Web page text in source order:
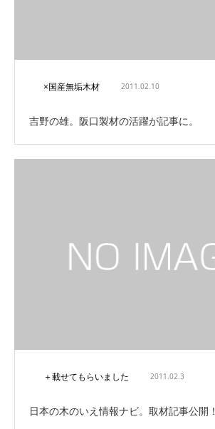
×国産無垢木材 2011.02.10
吉野の雄。阪口製材の活躍が記事に。
＋載せてもらいました 2011.02.3
日本の木のいえ情報ナビ。取材記事公開！